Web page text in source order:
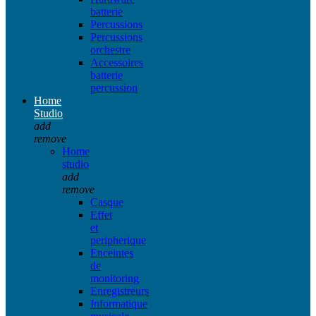
batterie
Percussions
Percussions
orchestre
Accessoires
batterie
percussion
Home
Studio
add
remove
Home
studio
add
remove
Casque
Effet
et
peripherique
Enceintes
de
monitoring
Enregistreurs
Informatique